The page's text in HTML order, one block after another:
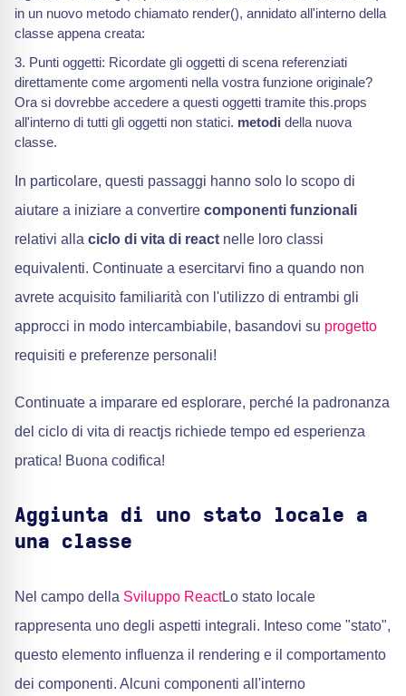
in un nuovo metodo chiamato render(), annidato all'interno della
classe appena creata:
Punti oggetti: Ricordate gli oggetti di scena referenziati
direttamente come argomenti nella vostra funzione originale?
Ora si dovrebbe accedere a questi oggetti tramite this.props
all'interno di tutti gli oggetti non statici. metodi della nuova
classe.
In particolare, questi passaggi hanno solo lo scopo di
aiutare a iniziare a convertire componenti funzionali
relativi alla ciclo di vita di react nelle loro classi
equivalenti. Continuate a esercitarvi fino a quando non
avrete acquisito familiarità con l'utilizzo di entrambi gli
approcci in modo intercambiabile, basandovi su progetto
requisiti e preferenze personali!
Continuate a imparare ed esplorare, perché la padronanza
del ciclo di vita di reactjs richiede tempo ed esperienza
pratica! Buona codifica!
Aggiunta di uno stato locale a
una classe
Nel campo della Sviluppo ReactLo stato locale
rappresenta uno degli aspetti integrali. Inteso come "stato",
questo elemento influenza il rendering e il comportamento
dei componenti. Alcuni componenti all'interno